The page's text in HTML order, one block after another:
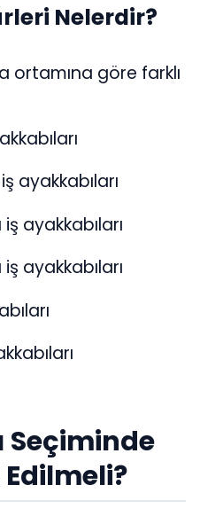
Nelerdir?
ortamına göre farklı
ayakkabıları
ayakkabıları
ayakkabıları
Seçiminde